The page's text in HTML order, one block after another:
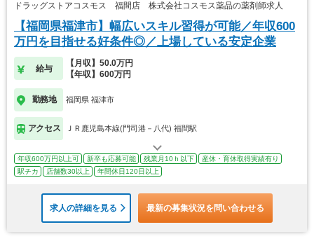
ドラッグストアコスモス 福間店 株式会社コスモス薬品の薬剤師求人
【福岡県福津市】幅広いスキル習得が可能／年収600
万円を目指せる好条件◎／上場している安定企業
給与
【月収】50.0万円
【年収】600万円
勤務地 福岡県 福津市
アクセス ＪＲ鹿児島本線(門司港－八代) 福間駅
年収600万円以上可 新卒も応募可能 残業月10ｈ以下
産休・育休取得実績有り
駅チカ
店舗数30以上 年間休日120日以上
求人の詳細を見る 最新の募集状況を問い合わせる